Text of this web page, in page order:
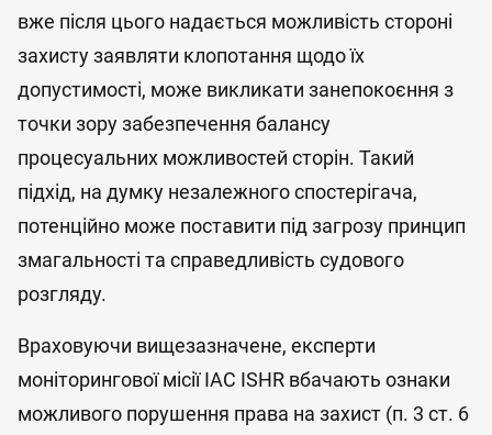
вже після цього надається можливість стороні
захисту заявляти клопотання щодо їх
допустимості, може викликати занепокоєння з
точки зору забезпечення балансу
процесуальних можливостей сторін. Такий
підхід, на думку незалежного спостерігача,
потенційно може поставити під загрозу принцип
змагальності та справедливість судового
розгляду.
Враховуючи вищезазначене, експерти
моніторингової місії IAC ISHR вбачають ознаки
можливого порушення права на захист (п. 3 ст. 6